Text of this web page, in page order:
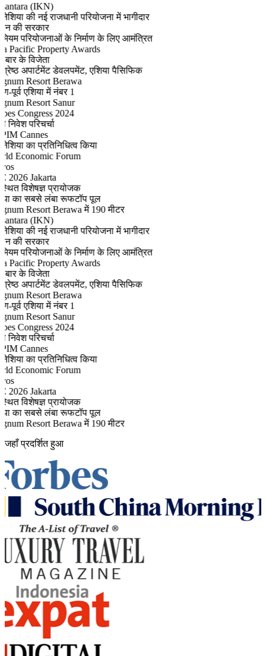
(IKN)
की नई राजधानी परियोजना में भागीदार
की सरकार
परियोजनाओं के निर्माण के लिए आमंत्रित
Pacific Property Awards
के विजेता
अपार्टमेंट डेवलपमेंट, एशिया पैसिफिक
Resort Berawa
पूर्व एशिया में नंबर 1
Resort Sanur
Congress 2024
निवेश परिचर्चा
Cannes
का प्रतिनिधित्व किया
Economic Forum
2026 Jakarta
विशेषज्ञ प्रायोजक
का सबसे लंबा रूफटॉप पूल
Resort Berawa में 190 मीटर
(IKN)
की नई राजधानी परियोजना में भागीदार
की सरकार
परियोजनाओं के निर्माण के लिए आमंत्रित
Pacific Property Awards
के विजेता
अपार्टमेंट डेवलपमेंट, एशिया पैसिफिक
Resort Berawa
पूर्व एशिया में नंबर 1
Resort Sanur
Congress 2024
निवेश परिचर्चा
Cannes
का प्रतिनिधित्व किया
Economic Forum
2026 Jakarta
विशेषज्ञ प्रायोजक
का सबसे लंबा रूफटॉप पूल
Resort Berawa में 190 मीटर
जहाँ प्रदर्शित हुआ